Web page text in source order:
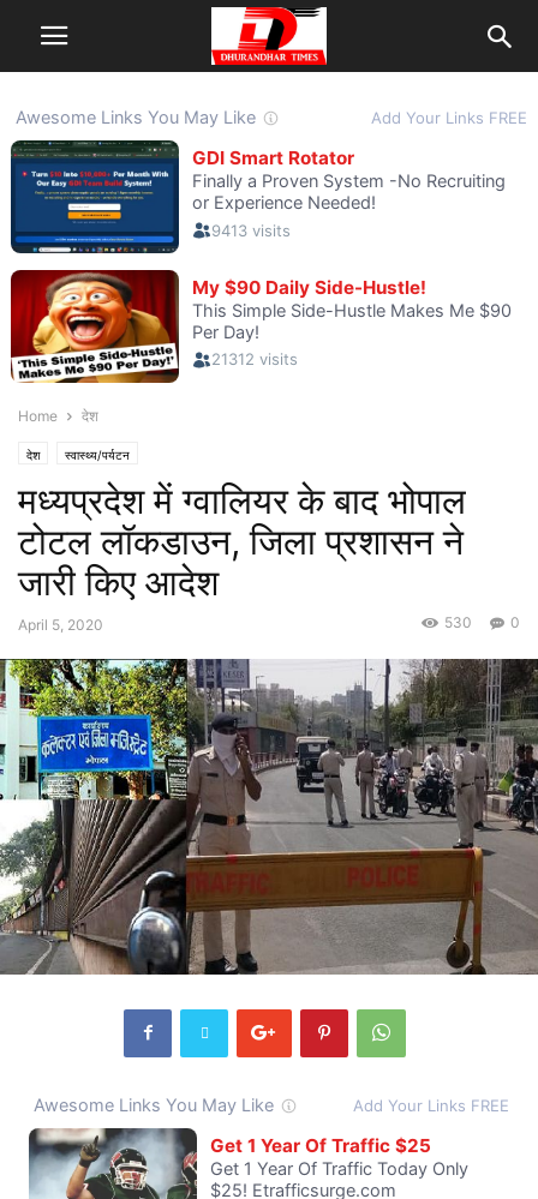
Home देश
देश स्वास्थ्य/पर्यटन
मध्यप्रदेश में ग्वालियर के बाद भोपाल
टोटल लॉकडाउन, जिला प्रशासन ने
जारी किए आदेश
April 5, 2020 0
530